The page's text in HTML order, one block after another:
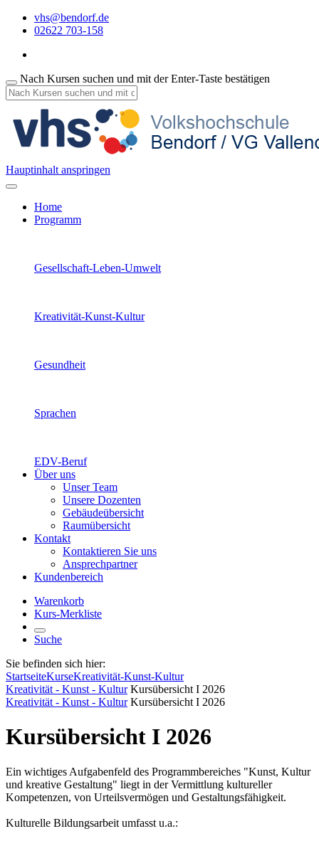
vhs@bendorf.de
02622 703-158
Nach Kursen suchen und mit der Enter-Taste bestätigen
Hauptinhalt anspringen
Home
Programm
Gesellschaft-Leben-Umwelt
Kreativität-Kunst-Kultur
Gesundheit
Sprachen
EDV-Beruf
Über uns
Unser Team
Unsere Dozenten
Gebäudeübersicht
Raumübersicht
Kontakt
Kontaktieren Sie uns
Ansprechpartner
Kundenbereich
Warenkorb
Kurs-Merkliste
Suche
Sie befinden sich hier:
StartseiteKurseKreativität-Kunst-Kultur
Kreativität - Kunst - Kultur Kursübersicht I 2026
Kreativität - Kunst - Kultur Kursübersicht I 2026
Kursübersicht I 2026
Ein wichtiges Aufgabenfeld des Programmbereiches "Kunst, Kultur
und kreative Gestaltung" liegt in der Vermittlung kultureller
Kompetenzen, von Urteilsvermögen und Gestaltungsfähigkeit.
Kulturelle Bildungsarbeit umfasst u.a.: